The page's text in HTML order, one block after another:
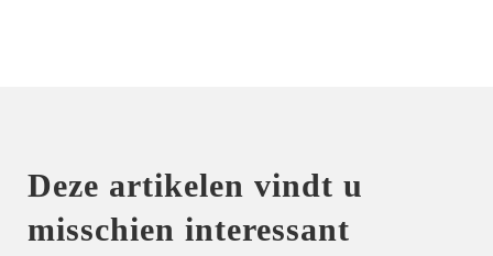
Deze artikelen vindt u
misschien interessant